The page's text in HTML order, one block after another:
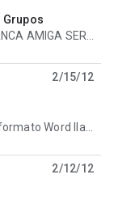
2/15/12
2/12/12